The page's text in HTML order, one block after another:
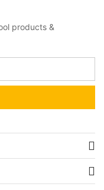
products &